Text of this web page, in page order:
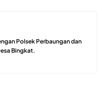
Polsek Perbaungan dan
Bingkat.